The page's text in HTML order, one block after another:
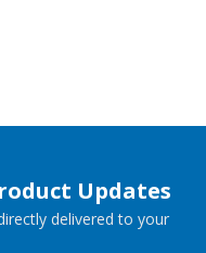
Updates
delivered to your